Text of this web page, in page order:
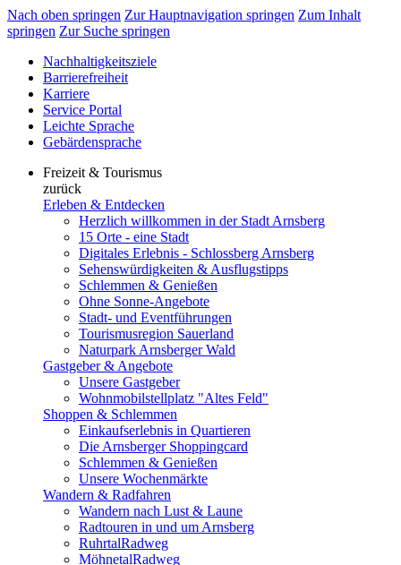
Nach oben springen Zur Hauptnavigation springen Zum Inhalt
springen Zur Suche springen
Nachhaltigkeitsziele
Barrierefreiheit
Karriere
Service Portal
Leichte Sprache
Gebärdensprache
Freizeit & Tourismus
zurück
Erleben & Entdecken
Herzlich willkommen in der Stadt Arnsberg
15 Orte - eine Stadt
Digitales Erlebnis - Schlossberg Arnsberg
Sehenswürdigkeiten & Ausflugstipps
Schlemmen & Genießen
Ohne Sonne-Angebote
Stadt- und Eventführungen
Tourismusregion Sauerland
Naturpark Arnsberger Wald
Gastgeber & Angebote
Unsere Gastgeber
Wohnmobilstellplatz "Altes Feld"
Shoppen & Schlemmen
Einkaufserlebnis in Quartieren
Die Arnsberger Shoppingcard
Schlemmen & Genießen
Unsere Wochenmärkte
Wandern & Radfahren
Wandern nach Lust & Laune
Radtouren in und um Arnsberg
RuhrtalRadweg
MöhnetalRadweg